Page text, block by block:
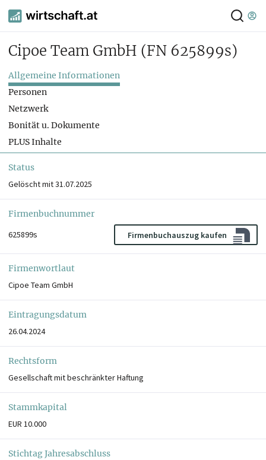
Cipoe Team GmbH (FN 625899s)
Allgemeine Informationen
Personen
Netzwerk
Bonität u. Dokumente
PLUS Inhalte
Status
Gelöscht mit 31.07.2025
Firmenbuchnummer
625899s
Firmenbuchauszug kaufen
Firmenwortlaut
Cipoe Team GmbH
Eintragungsdatum
26.04.2024
Rechtsform
Gesellschaft mit beschränkter Haftung
Stammkapital
EUR 10.000
Stichtag Jahresabschluss